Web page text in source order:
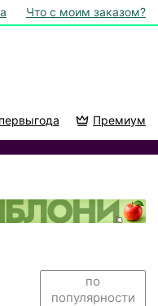
Что с моим заказом?
Премиум
по
популярности